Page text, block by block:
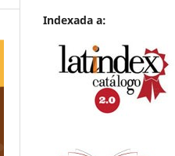
Indexada a: